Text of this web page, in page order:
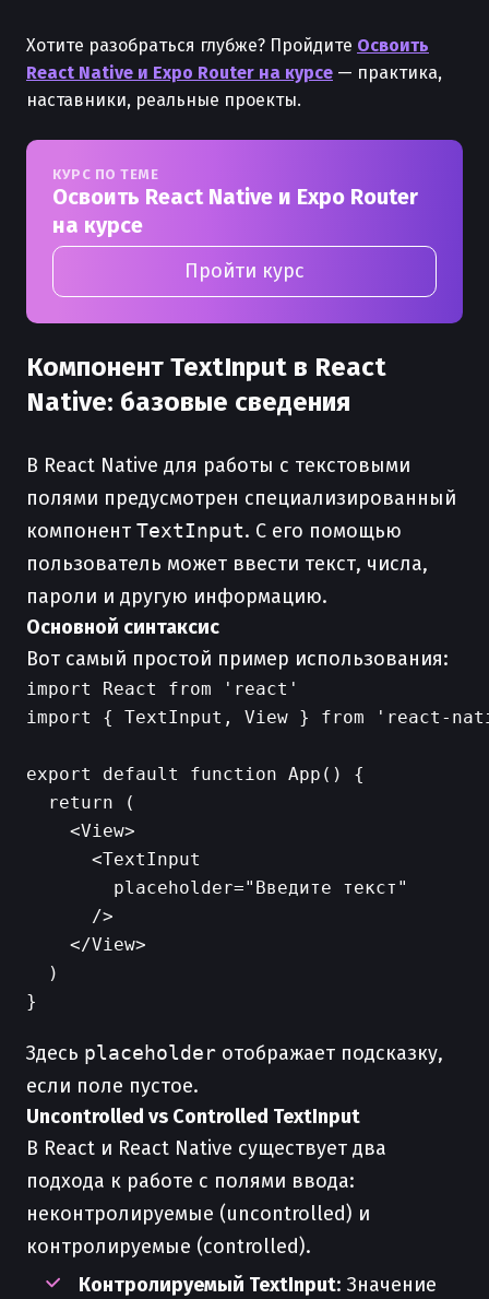
Хотите разобраться глубже? Пройдите Освоить
React Native и Expo Router на курсе — практика,
наставники, реальные проекты.
КУРС ПО ТЕМЕ
Освоить React Native и Expo Router
на курсе
Пройти курс
Компонент TextInput в React
Native: базовые сведения
В React Native для работы с текстовыми
полями предусмотрен специализированный
компонент TextInput. С его помощью
пользователь может ввести текст, числа,
пароли и другую информацию.
Основной синтаксис
Вот самый простой пример использования:
import React from 'react'
import { TextInput, View } from 'react-
export default function App() {
  return (
    <View>
      <TextInput
        placeholder="Введите текст"
      />
    </View>
  )
Здесь placeholder отображает подсказку,
если поле пустое.
Uncontrolled vs Controlled TextInput
В React и React Native существует два
подхода к работе с полями ввода:
неконтролируемые (uncontrolled) и
контролируемые (controlled).
Контролируемый TextInput: Значение